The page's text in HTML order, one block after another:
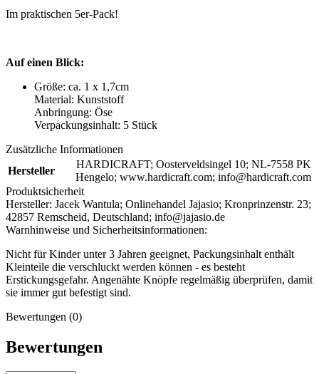
Im praktischen 5er-Pack!
Auf einen Blick:
Größe: ca. 1 x 1,7cm
Material: Kunststoff
Anbringung: Öse
Verpackungsinhalt: 5 Stück
Zusätzliche Informationen
Hersteller
HARDICRAFT; Oosterveldsingel 10; NL-7558 PK
Hengelo; www.hardicraft.com; info@hardicraft.com
Produktsicherheit
Hersteller: Jacek Wantula; Onlinehandel Jajasio; Kronprinzenstr. 23;
42857 Remscheid, Deutschland; info@jajasio.de
Warnhinweise und Sicherheitsinformationen:
Nicht für Kinder unter 3 Jahren geeignet, Packungsinhalt enthält
Kleinteile die verschluckt werden können - es besteht
Erstickungsgefahr. Angenähte Knöpfe regelmäßig überprüfen, damit
sie immer gut befestigt sind.
Bewertungen (0)
Bewertungen